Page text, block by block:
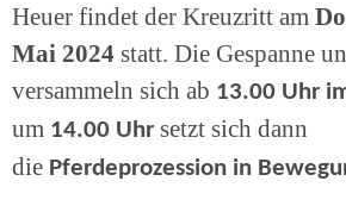
Heuer findet der Kreuzritt am
Mai 2024 statt. Die Gespanne
versammeln sich ab 13.00 Uhr
um 14.00 Uhr setzt sich dann
die Pferdeprozession in